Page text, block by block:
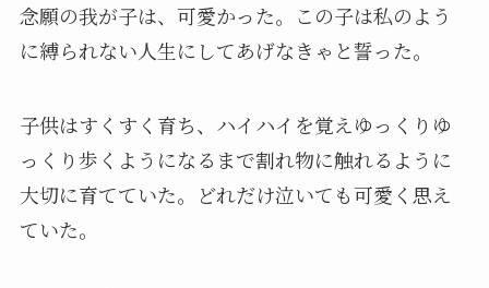
念願の我が子は、可愛かった。この子は私のよう
に縛られない人生にしてあげなきゃと誓った。
子供はすくすく育ち、ハイハイを覚えゆっくりゆ
っくり歩くようになるまで割れ物に触れるように
大切に育てていた。どれだけ泣いても可愛く思え
ていた。